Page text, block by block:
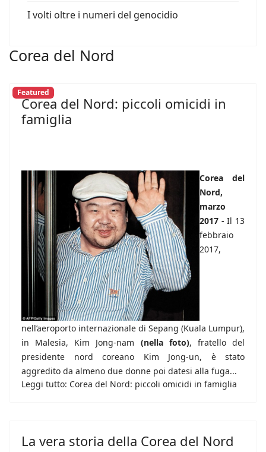
I volti oltre i numeri del genocidio
Corea del Nord
Featured
Corea del Nord: piccoli omicidi in
famiglia
Corea del
Nord,
marzo
2017 - Il 13
febbraio
2017,
nell’aeroporto internazionale di Sepang (Kuala Lumpur),
in Malesia, Kim Jong-nam (nella foto), fratello del
presidente nord coreano Kim Jong-un, è stato
aggredito da almeno due donne poi datesi alla fuga...
Leggi tutto: Corea del Nord: piccoli omicidi in famiglia
La vera storia della Corea del Nord